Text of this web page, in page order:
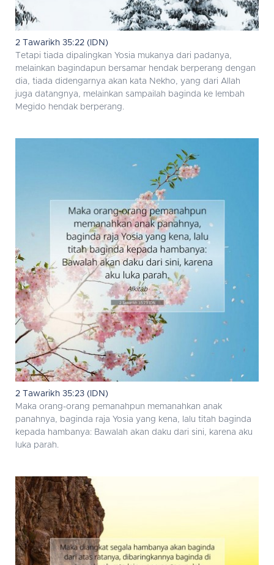
2 Tawarikh 35:22 (IDN)
Tetapi tiada dipalingkan Yosia mukanya dari padanya,
melainkan bagindapun bersamar hendak berperang dengan
dia, tiada didengarnya akan kata Nekho, yang dari Allah
juga datangnya, melainkan sampailah baginda ke lembah
Megido hendak berperang.
2 Tawarikh 35:23 (IDN)
Maka orang-orang pemanahpun memanahkan anak
panahnya, baginda raja Yosia yang kena, lalu titah baginda
kepada hambanya: Bawalah akan daku dari sini, karena aku
luka parah.